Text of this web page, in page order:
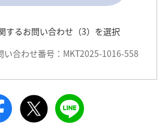
するお問い合わせ（3）を選択
い合わせ番号：MKT2025-1016-558